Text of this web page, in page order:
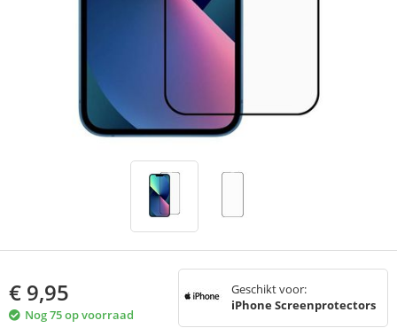
€ 9,95
Nog 75 op voorraad
Geschikt voor:
iPhone Screenprotectors